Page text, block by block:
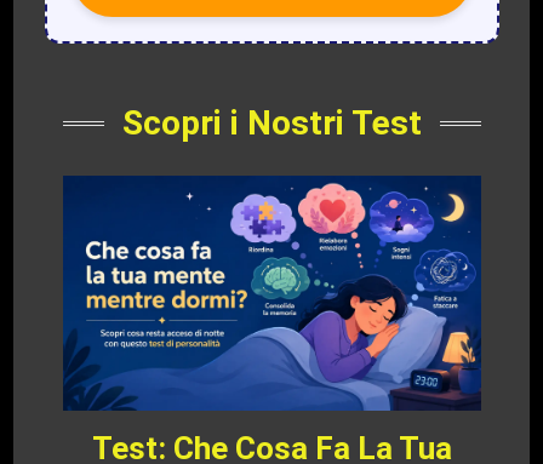
Scopri i Nostri Test
Test: Che Cosa Fa La Tua